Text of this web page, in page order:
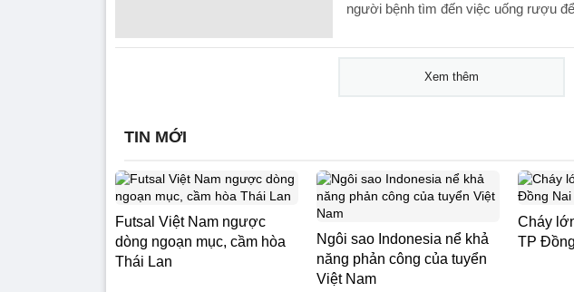
người bệnh tìm đến việc uống rượu
Xem thêm
TIN MỚI
Futsal Việt Nam ngược
dòng ngoạn mục, cầm hòa
Thái Lan
Ngôi sao Indonesia nể khả
năng phản công của tuyển
Việt Nam
Cháy
TP